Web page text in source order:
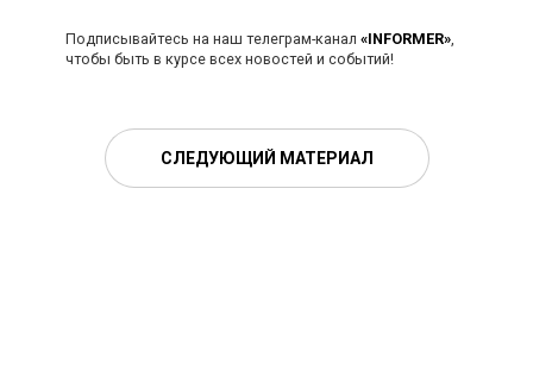
Подписывайтесь на наш телеграм-канал «INFORMER»,
чтобы быть в курсе всех новостей и событий!
СЛЕДУЮЩИЙ МАТЕРИАЛ